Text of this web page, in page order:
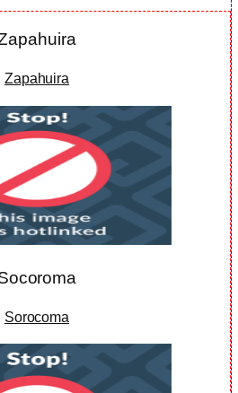
Zapahuira
Sorocoma